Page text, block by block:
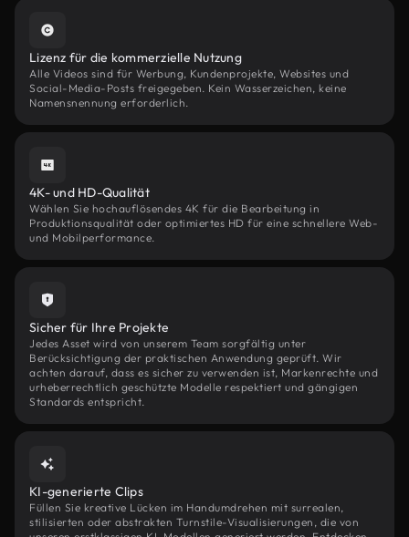
Lizenz für die kommerzielle Nutzung
Alle Videos sind für Werbung, Kundenprojekte, Websites und
Social-Media-Posts freigegeben. Kein Wasserzeichen, keine
Namensnennung erforderlich.
4K- und HD-Qualität
Wählen Sie hochauflösendes 4K für die Bearbeitung in
Produktionsqualität oder optimiertes HD für eine schnellere Web-
und Mobilperformance.
Sicher für Ihre Projekte
Jedes Asset wird von unserem Team sorgfältig unter
Berücksichtigung der praktischen Anwendung geprüft. Wir
achten darauf, dass es sicher zu verwenden ist, Markenrechte und
urheberrechtlich geschützte Modelle respektiert und gängigen
Standards entspricht.
KI-generierte Clips
Füllen Sie kreative Lücken im Handumdrehen mit surrealen,
stilisierten oder abstrakten Turnstile-Visualisierungen, die von